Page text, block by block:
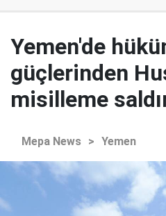
Yemen'de
güçlerinden
misilleme
Mepa News > Yemen